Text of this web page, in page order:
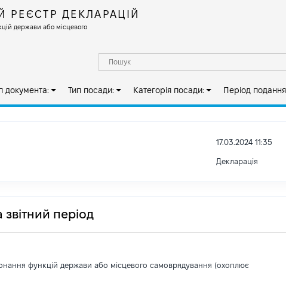
ДЕКЛАРАЦІЙ
держави або місцевого
документа: Тип посади: Категорія посади: Період
17.03.2024 11:35
Декларація
звітний період
функцій держави або місцевого самоврядування (охоплює